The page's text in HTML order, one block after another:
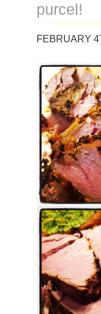
purcel!
FEBRUARY